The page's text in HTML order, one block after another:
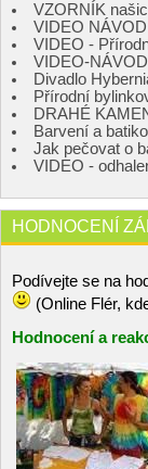
VZORNÍK
VIDEO
VIDEO -
VIDEO-
Divadlo
Přírodní
DRAHÉ
Barvení a
Jak pečovat o
VIDEO -
HODNOCENÍ
Podívejte se na
(Online Flér,
Hodnocení a